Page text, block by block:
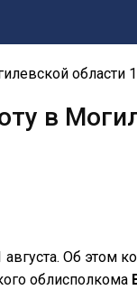
области 1
в
Об этом
облисполкома